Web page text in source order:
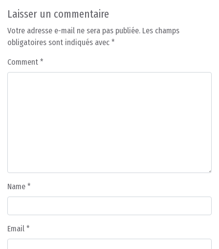
Laisser un commentaire
Votre adresse e-mail ne sera pas publiée. Les champs
obligatoires sont indiqués avec *
Comment *
Name *
Email *